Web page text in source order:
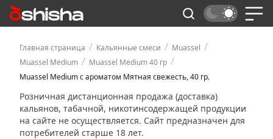
Главная страница / Кальянные смеси / Muassel /
Muassel Medium / Muassel Medium 40 гр /
Muassel Medium с ароматом Мятная свежесть, 40 гр.
Розничная дистанционная продажа (доставка)
кальянов, табачной, никотинсодержащей продукции
на сайте не осуществляется. Сайт предназначен для
потребителей старше 18 лет.